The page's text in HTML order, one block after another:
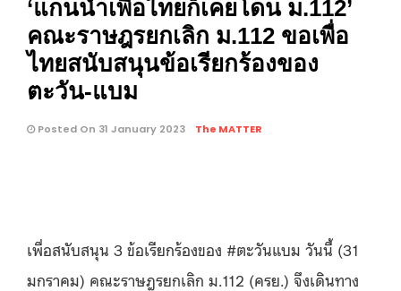
‘แกนนำเพื่อไทยก็เคยโดน ม.112’
คณะราษฎรยกเลิก ม.112 ขอเพื่อ
ไทยสนับสนุนข้อเรียกร้องของ
ตะวัน-แบม
Posted On 31 January 2023 The MATTER
เพื่อสนับสนุน 3 ข้อเรียกร้องของ #ตะวันแบม วันนี้ (31
มกราคม) คณะราษฎรยกเลิก ม.112 (ครย.) จึงเดินทาง